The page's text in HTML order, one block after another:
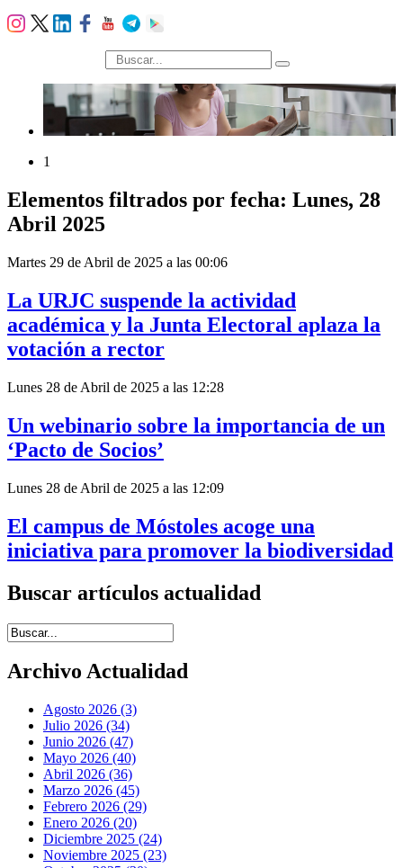
búsqueda
1
Elementos filtrados por fecha: Lunes, 28
Abril 2025
Martes 29 de Abril de 2025 a las 00:06
La URJC suspende la actividad
académica y la Junta Electoral aplaza la
votación a rector
Lunes 28 de Abril de 2025 a las 12:28
Un webinario sobre la importancia de un
‘Pacto de Socios’
Lunes 28 de Abril de 2025 a las 12:09
El campus de Móstoles acoge una
iniciativa para promover la biodiversidad
Buscar artículos actualidad
Introduce términos de búsqueda
Archivo Actualidad
Agosto 2026 (3)
Julio 2026 (34)
Junio 2026 (47)
Mayo 2026 (40)
Abril 2026 (36)
Marzo 2026 (45)
Febrero 2026 (29)
Enero 2026 (20)
Diciembre 2025 (24)
Noviembre 2025 (23)